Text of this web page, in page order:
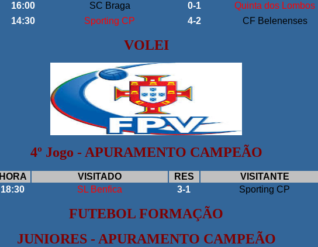
16:00 SC Braga 0-1
Quinta dos Lombos
14:30 Sporting CP 4-2 CF Belenenses
VOLEI
4º Jogo - APURAMENTO CAMPEÃO
HORA VISITADO RES
VISITANTE
18:30 SL Benfica 3-1 Sporting CP
FUTEBOL FORMAÇÃO
JUNIORES - APURAMENTO CAMPEÃO